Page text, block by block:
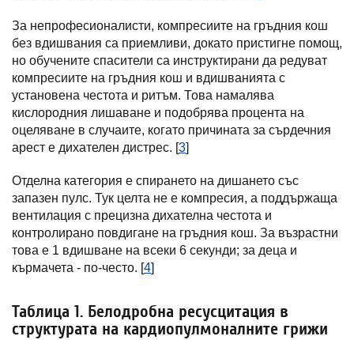
За непрофесионалисти, компресиите на гръдния кош
без вдишвания са приемливи, докато пристигне помощ,
но обучените спасители са инструктирани да редуват
компресиите на гръдния кош и вдишванията с
установена честота и ритъм. Това намалява
кислородния лишаване и подобрява процента на
оцеляване в случаите, когато причината за сърдечния
арест е дихателен дистрес. [3]
Отделна категория е спирането на дишането със
запазен пулс. Тук целта не е компресия, а поддържаща
вентилация с прецизна дихателна честота и
контролирано повдигане на гръдния кош. За възрастни
това е 1 вдишване на всеки 6 секунди; за деца и
кърмачета - по-често. [4]
Таблица 1. Белодробна ресусцитация в
структурата на кардиопулмоналните грижи